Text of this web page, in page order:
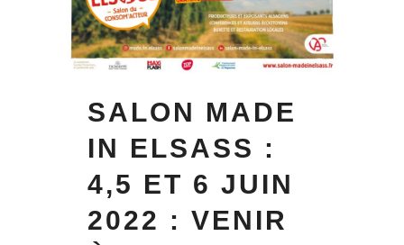
SALON MADE
IN ELSASS :
4,5 ET 6 JUIN
2022 : VENIR